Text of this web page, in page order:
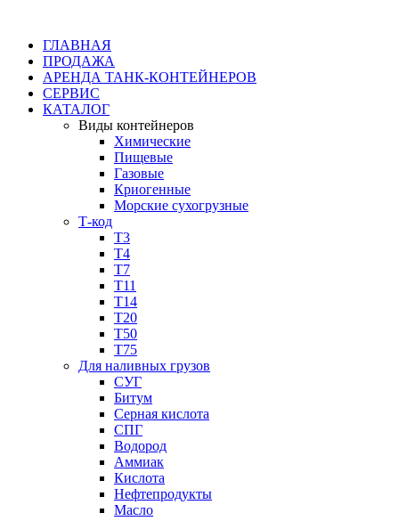
ГЛАВНАЯ
ПРОДАЖА
АРЕНДА ТАНК-КОНТЕЙНЕРОВ
СЕРВИС
КАТАЛОГ
Виды контейнеров
Химические
Пищевые
Газовые
Криогенные
Морские сухогрузные
Т-код
Т3
Т4
Т7
Т11​
Т14
Т20
Т50
Т75
Для наливных грузов
СУГ
Битум
Серная кислота
СПГ
Водород
Аммиак
Кислота
Нефтепродукты
Масло